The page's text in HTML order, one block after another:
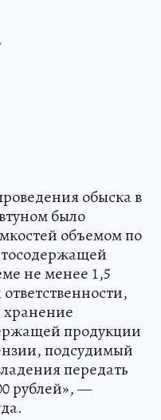
обыска в
было
объемом по
не менее 1,5
хранение
продукции
подсудимый
передать
рублей», —